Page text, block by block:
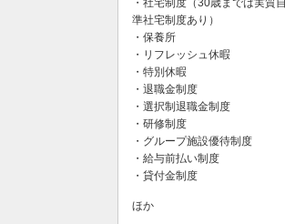
準社宅制度あり）
・保養所
・リフレッシュ休暇
・特別休暇
・退職金制度
・選択制退職金制度
・研修制度
・グループ施設優待制度
・給与前払い制度
・貸付金制度
ほか